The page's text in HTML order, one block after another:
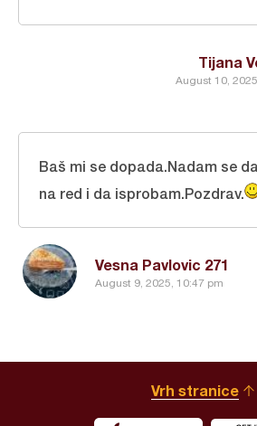
Tijana
August 10,
Vesna Pavlovic 271
August 9, 2025, 10:47 pm
Baš mi se dopada.Nadam se
na red i da isprobam.Pozdrav.
Vrh stranice